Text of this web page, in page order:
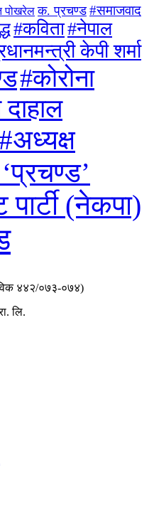
पोखरेल क. प्रचण्ड #समाजवाद
#कविता#नेपाल
केपी शर्मा
#कोरोना
(नेकपा)
४४२/०७३-०७४)
लि.